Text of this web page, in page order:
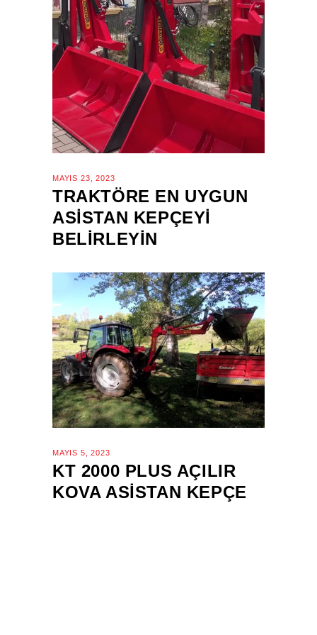
MAYIS 23, 2023
TRAKTÖRE EN UYGUN
ASISTAN KEPÇEYI
BELIRLEYIN
MAYIS 5, 2023
KT 2000 PLUS AÇILIR
KOVA ASISTAN KEPÇE